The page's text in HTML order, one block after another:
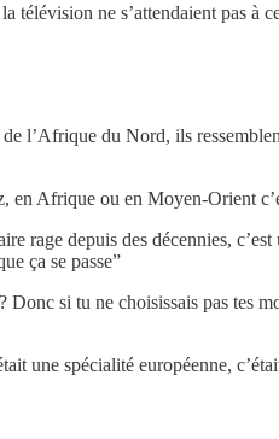
ne s’attendaient pas à
l’Afrique du Nord, ils
Afrique ou en Moyen-Orient
rage depuis des décennies,
ça se passe”
si tu ne choisissais pas tes
une spécialité européenne,